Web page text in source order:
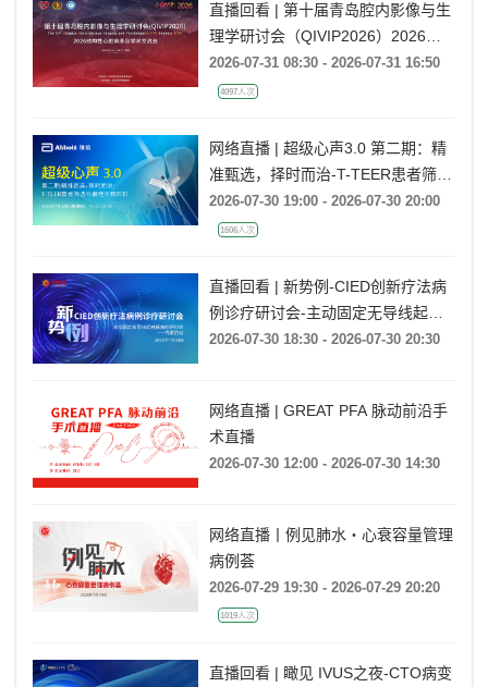
直播回看 | 第十届青岛腔内影像与生
理学研讨会（QIVIP2026）2026结
构性心脏病青岛学术交流会
2026-07-31 08:30 - 2026-07-31 16:50
4097人次
网络直播 | 超级心声3.0 第二期：精
准甄选，择时而治-T-TEER患者筛选
与最佳干预时机
2026-07-30 19:00 - 2026-07-30 20:00
1606人次
直播回看 | 新势例-CIED创新疗法病
例诊疗研讨会-主动固定无导线起搏
器病例研讨会——内蒙古站
2026-07-30 18:30 - 2026-07-30 20:30
网络直播 | GREAT PFA 脉动前沿手
术直播
2026-07-30 12:00 - 2026-07-30 14:30
网络直播丨例见肺水・心衰容量管理
病例荟
2026-07-29 19:30 - 2026-07-29 20:20
1019人次
直播回看 | 瞰见 IVUS之夜-CTO病变